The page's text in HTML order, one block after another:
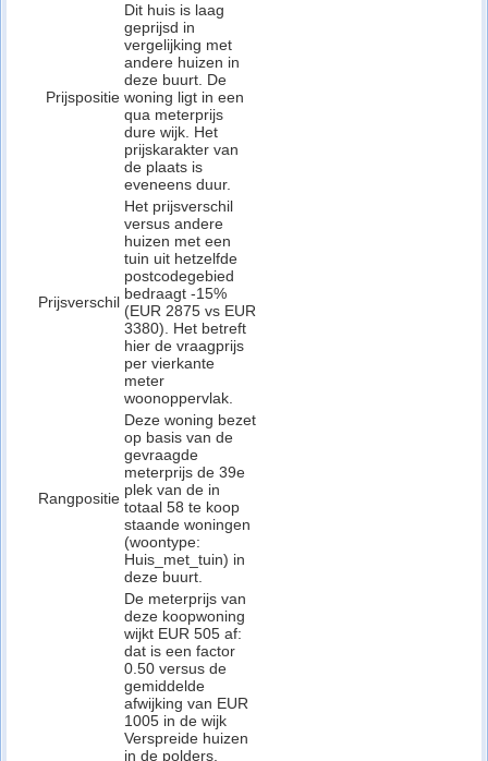
Prijspositie
Dit huis is laag
geprijsd in
vergelijking met
andere huizen in
deze buurt. De
woning ligt in een
qua meterprijs
dure wijk. Het
prijskarakter van
de plaats is
eveneens duur.
Prijsverschil
Het prijsverschil
versus andere
huizen met een
tuin uit hetzelfde
postcodegebied
bedraagt -15%
(EUR 2875 vs EUR
3380). Het betreft
hier de vraagprijs
per vierkante
meter
woonoppervlak.
Rangpositie
Deze woning bezet
op basis van de
gevraagde
meterprijs de 39e
plek van de in
totaal 58 te koop
staande woningen
(woontype:
Huis_met_tuin) in
deze buurt.
De meterprijs van
deze koopwoning
wijkt EUR 505 af:
dat is een factor
0.50 versus de
gemiddelde
afwijking van EUR
1005 in de wijk
Verspreide huizen
in de polders,